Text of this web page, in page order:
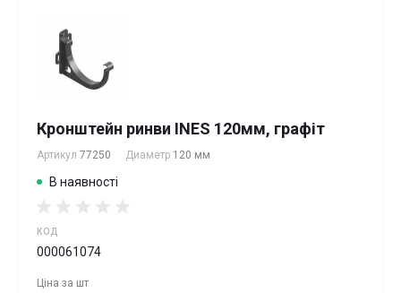
Кронштейн ринви INES 120мм, графіт
Артикул 77250 Диаметр 120 мм
В наявності
КОД
000061074
Ціна за шт